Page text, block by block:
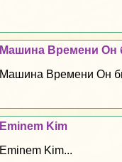
Машина Времени Он
Машина Времени Он
Eminem Kim
Eminem Kim...